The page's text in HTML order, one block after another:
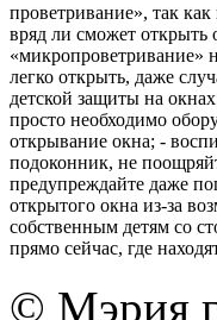
проветривание», так
вряд ли сможет открыть
«микропроветривание»
легко открыть, даже
детской защиты на
просто необходимо
открывание окна; -
подоконник, не
предупреждайте даже
открытого окна из-за
собственным детям со
прямо сейчас, где
© Мэрия